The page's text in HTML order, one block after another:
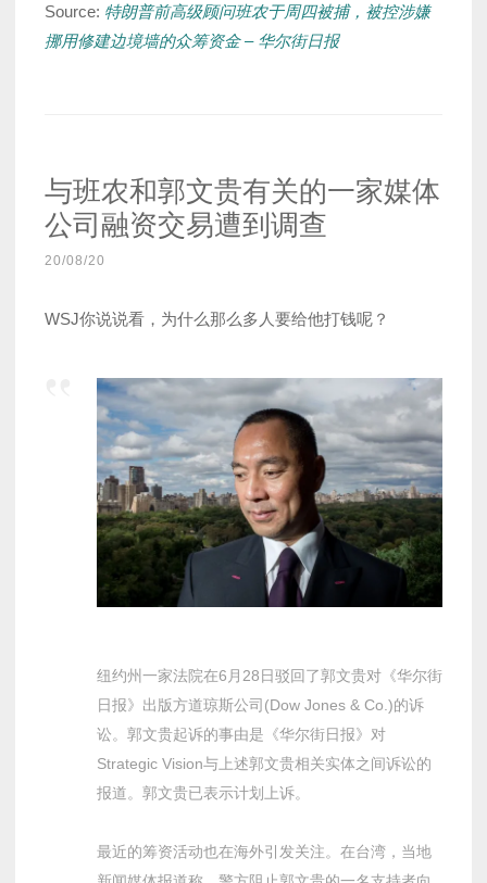
Source: 特朗普前高级顾问班农于周四被捕，被控涉嫌
挪用修建边境墙的众筹资金 – 华尔街日报
与班农和郭文贵有关的一家媒体
公司融资交易遭到调查
20/08/20
WSJ你说说看，为什么那么多人要给他打钱呢？
纽约州一家法院在6月28日驳回了郭文贵对《华尔街
日报》出版方道琼斯公司(Dow Jones & Co.)的诉
讼。郭文贵起诉的事由是《华尔街日报》对
Strategic Vision与上述郭文贵相关实体之间诉讼的
报道。郭文贵已表示计划上诉。
最近的筹资活动也在海外引发关注。在台湾，当地